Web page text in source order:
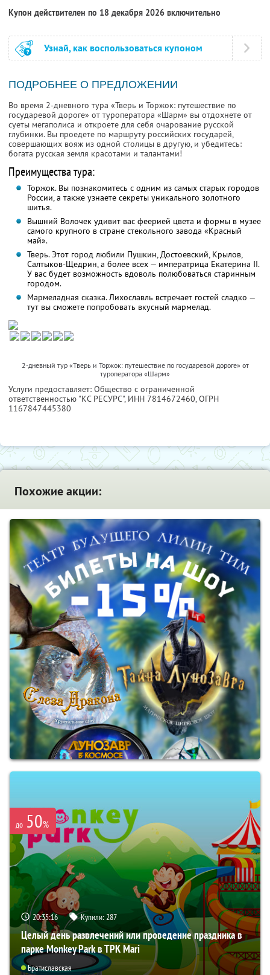
Купон действителен по 18 декабря 2026 включительно
Узнай, как воспользоваться купоном
ПОДРОБНЕЕ О ПРЕДЛОЖЕНИИ
Во время 2-дневного тура «Тверь и Торжок: путешествие по
государевой дороге» от туроператора «Шарм» вы отдохнете от
суеты мегаполиса и откроете для себя очарование русской
глубинки. Вы проедете по маршруту российских государей,
совершающих вояж из одной столицы в другую, и убедитесь:
богата русская земля красотами и талантами!
Преимущества тура:
Торжок. Вы познакомитесь с одним из самых старых городов
России, а также узнаете секреты уникального золотного
шитья.
Вышний Волочек удивит вас феерией цвета и формы в музее
самого крупного в стране стекольного завода «Красный
май».
Тверь. Этот город любили Пушкин, Достоевский, Крылов,
Салтыков-Щедрин, а более всех — императрица Екатерина II.
У вас будет возможность вдоволь полюбоваться старинным
городом.
Мармеладная сказка. Лихославль встречает гостей сладко —
тут вы сможете попробовать вкусный мармелад.
2-дневный тур «Тверь и Торжок: путешествие по государевой дороге» от
туроператора «Шарм»
Услуги предоставляет: Общество с ограниченной
ответственностью "КС РЕСУРС", ИНН 7814672460, ОГРН
1167847445380
Похожие акции:
до 50%
20:35:15 Купили:287
Целый день развлечений или проведение праздника в
парке Monkey Park в ТРК Mari
Братиславская